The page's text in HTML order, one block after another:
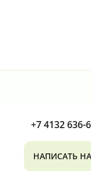
+7 4132 636-
НАПИСАТЬ